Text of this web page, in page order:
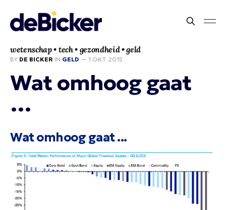
wetenschap • tech • gezondheid • geld
BY DE BICKER IN GELD — 1 OKT. 2015
Wat omhoog gaat
…
Wat omhoog gaat ...